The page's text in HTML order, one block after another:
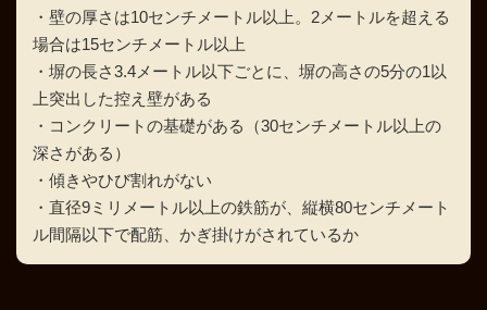
・壁の厚さは10センチメートル以上。2メートルを超える
場合は15センチメートル以上
・塀の長さ3.4メートル以下ごとに、塀の高さの5分の1以
上突出した控え壁がある
・コンクリートの基礎がある（30センチメートル以上の
深さがある）
・傾きやひび割れがない
・直径9ミリメートル以上の鉄筋が、縦横80センチメート
ル間隔以下で配筋、かぎ掛けがされているか